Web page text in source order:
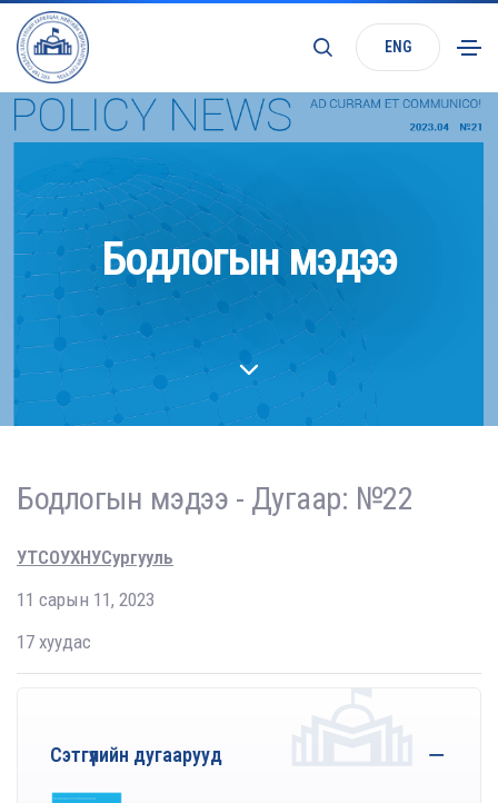
ENG
Бодлогын мэдээ
Бодлогын мэдээ - Дугаар: №22
УТСОУХНУСургууль
11 сарын 11, 2023
17 хуудас
Сэтгүүлийн дугаарууд